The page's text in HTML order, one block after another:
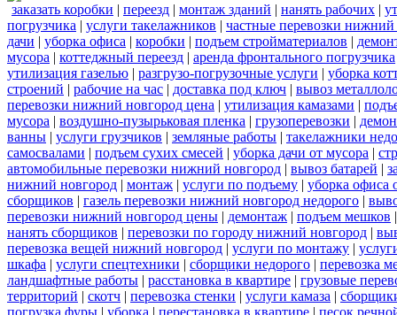
заказать коробки | переезд | монтаж зданий | нанять рабочих |
погрузчика | услуги такелажников | частные перевозки нижний
дачи | уборка офиса | коробки | подъем стройматериалов |
мусора | коттеджный переезд | аренда фронтального погрузчика
утилизация газелью | разгрузо-погрузочные услуги | уборка
строений | рабочие на час | доставка под ключ | вывоз
перевозки нижний новгород цена | утилизация камазами |
мусора | воздушно-пузырьковая пленка | грузоперевозки |
ванны | услуги грузчиков | земляные работы | такелажники
самосвалами | подъем сухих смесей | уборка дачи от мусора |
автомобильные перевозки нижний новгород | вывоз батарей |
нижний новгород | монтаж | услуги по подъему | уборка офиса
сборщиков | газель перевозки нижний новгород недорого |
перевозки нижний новгород цены | демонтаж | подъем мешков
нанять сборщиков | перевозки по городу нижний новгород |
перевозка вещей нижний новгород | услуги по монтажу |
шкафа | услуги спецтехники | сборщики недорого | перевозка
ландшафтные работы | расстановка в квартире | грузовые
территорий | скотч | перевозка стенки | услуги камаза |
погрузка фуры | уборка | перестановка в квартире | песок